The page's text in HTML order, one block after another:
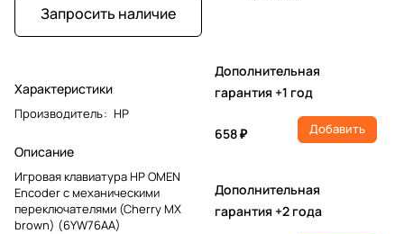
Запросить наличие
Характеристики
Производитель: HP
Описание
Игровая клавиатура HP OMEN
Encoder с механическими
переключателями (Cherry MX
brown) (6YW76AA)
Дополнительная
гарантия +1 год
658 ₽ Добавить
Дополнительная
гарантия +2 года